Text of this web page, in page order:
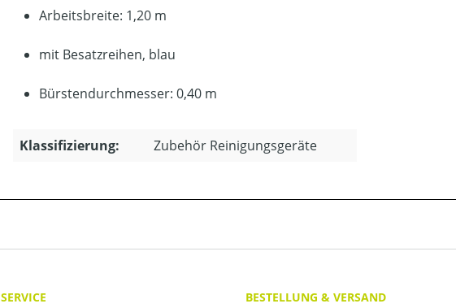
Arbeitsbreite: 1,20 m
mit Besatzreihen, blau
Bürstendurchmesser: 0,40 m
Klassifizierung: Zubehör Reinigungsgeräte
SERVICE
BESTELLUNG & VERSAND